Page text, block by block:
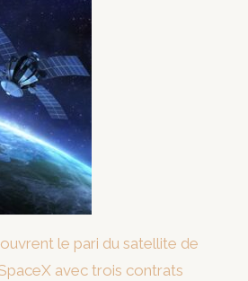
le pari du satellite de
avec trois contrats